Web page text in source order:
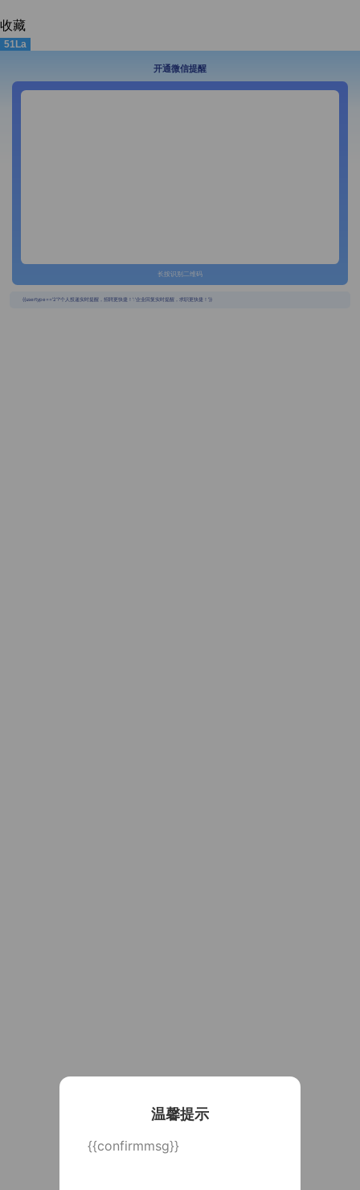
收藏
51La
开通微信提醒
长按识别二维码
{{usertype=='2'?'个人投递实时提醒，招聘更快捷！':'企业回复实时提醒，求职更快捷！'}}
温馨提示
{{confirmmsg}}